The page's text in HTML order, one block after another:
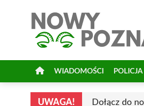
WIADOMOŚCI POLICJA
UWAGA! Dołącz do